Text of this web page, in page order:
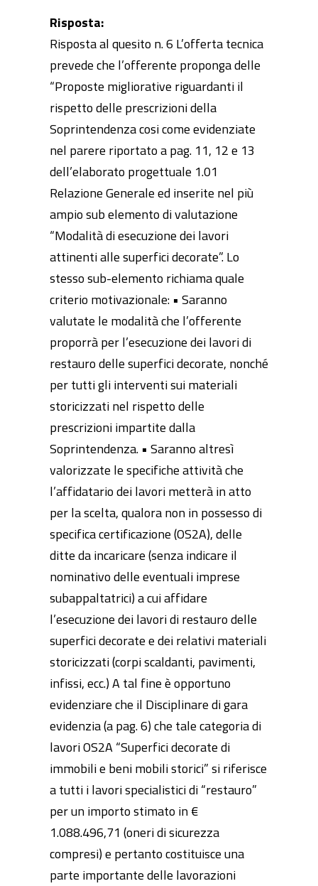
Risposta:
Risposta al quesito n. 6 L’offerta tecnica
prevede che l’offerente proponga delle
“Proposte migliorative riguardanti il
rispetto delle prescrizioni della
Soprintendenza cosi come evidenziate
nel parere riportato a pag. 11, 12 e 13
dell’elaborato progettuale 1.01
Relazione Generale ed inserite nel più
ampio sub elemento di valutazione
“Modalità di esecuzione dei lavori
attinenti alle superfici decorate”. Lo
stesso sub-elemento richiama quale
criterio motivazionale: • Saranno
valutate le modalità che l’offerente
proporrà per l’esecuzione dei lavori di
restauro delle superfici decorate, nonché
per tutti gli interventi sui materiali
storicizzati nel rispetto delle
prescrizioni impartite dalla
Soprintendenza. • Saranno altresì
valorizzate le specifiche attività che
l’affidatario dei lavori metterà in atto
per la scelta, qualora non in possesso di
specifica certificazione (OS2A), delle
ditte da incaricare (senza indicare il
nominativo delle eventuali imprese
subappaltatrici) a cui affidare
l’esecuzione dei lavori di restauro delle
superfici decorate e dei relativi materiali
storicizzati (corpi scaldanti, pavimenti,
infissi, ecc.) A tal fine è opportuno
evidenziare che il Disciplinare di gara
evidenzia (a pag. 6) che tale categoria di
lavori OS2A “Superfici decorate di
immobili e beni mobili storici” si riferisce
a tutti i lavori specialistici di “restauro”
per un importo stimato in €
1.088.496,71 (oneri di sicurezza
compresi) e pertanto costituisce una
parte importante delle lavorazioni